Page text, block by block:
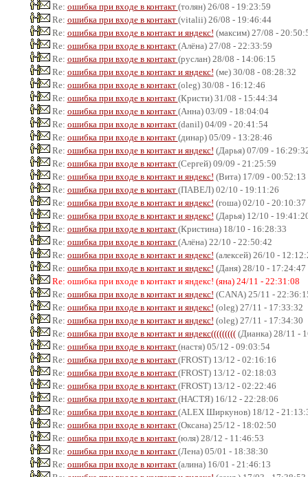
Re: ошибка при входе в контакт (толян) 26/08 - 19:23:59
Re: ошибка при входе в контакт (vitalii) 26/08 - 19:46:44
Re: ошибка при входе в контакт и яндекс! (максим) 27/08 -
Re: ошибка при входе в контакт (Алёна) 27/08 - 22:33:59
Re: ошибка при входе в контакт (руслан) 28/08 - 14:06:15
Re: ошибка при входе в контакт и яндекс! (ме) 30/08 - 08:28:32
Re: ошибка при входе в контакт (oleg) 30/08 - 16:12:46
Re: ошибка при входе в контакт (Кристи) 31/08 - 15:44:34
Re: ошибка при входе в контакт (Анна) 03/09 - 18:04:04
Re: ошибка при входе в контакт (danil) 04/09 - 20:41:54
Re: ошибка при входе в контакт (динар) 05/09 - 13:28:46
Re: ошибка при входе в контакт и яндекс! (Дарья) 07/09 -
Re: ошибка при входе в контакт (Сергей) 09/09 - 21:25:59
Re: ошибка при входе в контакт и яндекс! (Вита) 17/09 - 00:52:13
Re: ошибка при входе в контакт (ПАВЕЛ) 02/10 - 19:11:26
Re: ошибка при входе в контакт и яндекс! (гоша) 02/10 - 20:10:37
Re: ошибка при входе в контакт и яндекс! (Дарья) 12/10 -
Re: ошибка при входе в контакт (Кристина) 18/10 - 16:28:33
Re: ошибка при входе в контакт (Алёна) 22/10 - 22:50:42
Re: ошибка при входе в контакт и яндекс! (алексей) 26/10 -
Re: ошибка при входе в контакт и яндекс! (Даня) 28/10 - 17:24:47
Re: ошибка при входе в контакт и яндекс! (яна) 24/11 - 22:31:08
Re: ошибка при входе в контакт и яндекс! (CANA) 25/11 -
Re: ошибка при входе в контакт и яндекс! (oleg) 27/11 - 17:33:32
Re: ошибка при входе в контакт и яндекс! (oleg) 27/11 - 17:34:30
Re: ошибка при входе в контакт и яндекс((((((((((Дианка) 28/11 -
Re: ошибка при входе в контакт (настя) 05/12 - 09:03:54
Re: ошибка при входе в контакт (FROST) 13/12 - 02:16:16
Re: ошибка при входе в контакт (FROST) 13/12 - 02:18:03
Re: ошибка при входе в контакт (FROST) 13/12 - 02:22:46
Re: ошибка при входе в контакт (НАСТЯ) 16/12 - 22:28:06
Re: ошибка при входе в контакт (ALEX Ширкунов) 18/12 -
Re: ошибка при входе в контакт (Оксана) 25/12 - 18:02:50
Re: ошибка при входе в контакт (юля) 28/12 - 11:46:53
Re: ошибка при входе в контакт (Лена) 05/01 - 18:38:30
Re: ошибка при входе в контакт (алина) 16/01 - 21:46:13